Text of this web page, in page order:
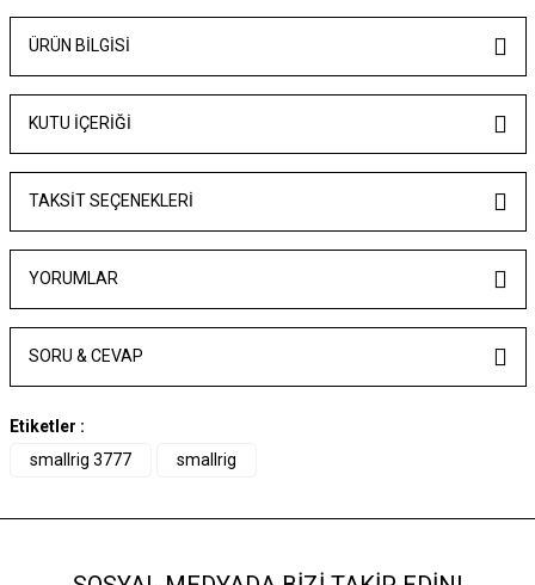
ÜRÜN BILGISI
KUTU İÇERİĞİ
TAKSIT SEÇENEKLERI
YORUMLAR
SORU & CEVAP
Etiketler :
smallrig 3777
smallrig